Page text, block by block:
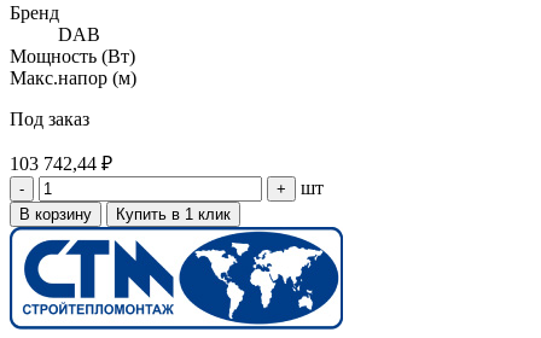
Бренд
DAB
Мощность (Вт)
Макс.напор (м)
Под заказ
103 742,44 ₽
- + шт
В корзину Купить в 1 клик